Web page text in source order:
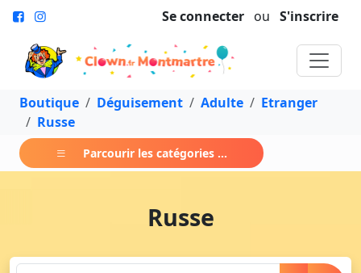
Se connecter ou S'inscrire
Boutique Déguisement Adulte
Etranger
Russe
Parcourir les catégories ...
Russe